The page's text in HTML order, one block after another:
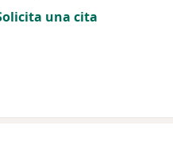
una cita